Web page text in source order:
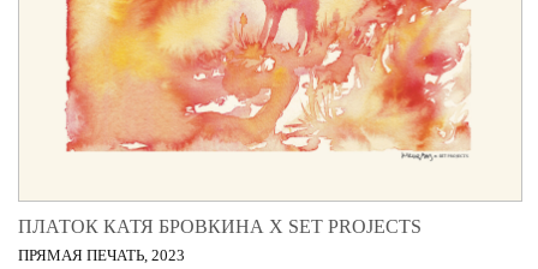
ПЛАТОК КАТЯ БРОВКИНА Х SET PROJECTS
ПРЯМАЯ ПЕЧАТЬ, 2023